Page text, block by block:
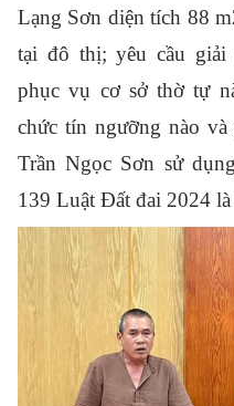
Lạng Sơn diện tích 88
tại đô thị; yêu cầu
phục vụ cơ sở thờ tự
chức tín ngưỡng nào
Trần Ngọc Sơn sử
139 Luật Đất đai 2024 là